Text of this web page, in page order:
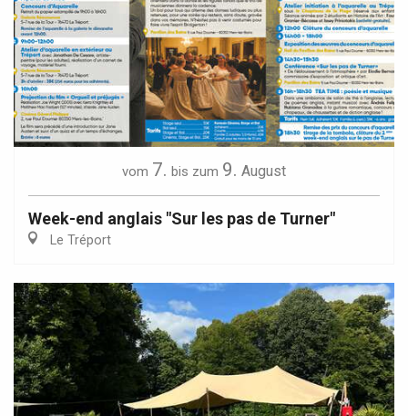
vom 7. bis zum 9. August
Week-end anglais "Sur les pas de Turner"
Le Tréport